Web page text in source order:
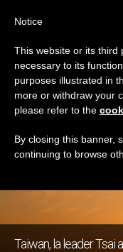
GIORNO
ULTIME NOTIZIE
Taiwan, la leader Tsai
Notice
This website or its third
necessary to its
purposes illustrated in
more or withdraw your
please refer to the
By closing this banner,
continuing to browse